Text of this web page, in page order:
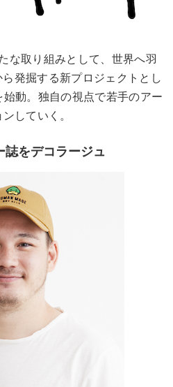
な取り組みとして、世界へ羽
発掘する新プロジェクトとし
始動。独自の視点で若手のアー
していく。
誌をデコラージュ